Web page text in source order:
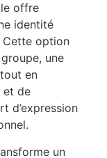
offre
identité
Cette option
une
en
et de
d’expression
un